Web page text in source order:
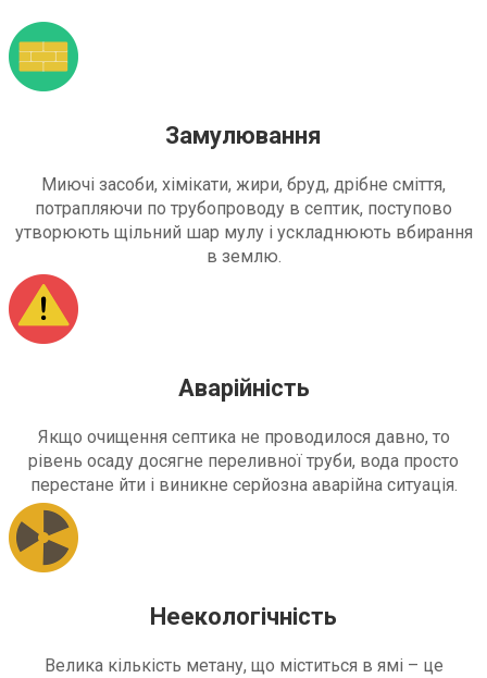
Замулювання
Миючі засоби, хімікати, жири, бруд, дрібне сміття,
потрапляючи по трубопроводу в септик, поступово
утворюють щільний шар мулу і ускладнюють вбирання
в землю.
Аварійність
Якщо очищення септика не проводилося давно, то
рівень осаду досягне переливної труби, вода просто
перестане йти і виникне серйозна аварійна ситуація.
Неекологічність
Велика кількість метану, що міститься в ямі – це